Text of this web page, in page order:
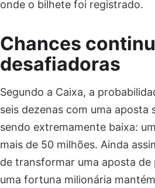
onde o bilhete foi registrado.
Chances
desafiadoras
Segundo a Caixa, a
seis dezenas com uma aposta
sendo extremamente baixa:
mais de 50 milhões. Ainda
de transformar uma aposta de
uma fortuna milionária